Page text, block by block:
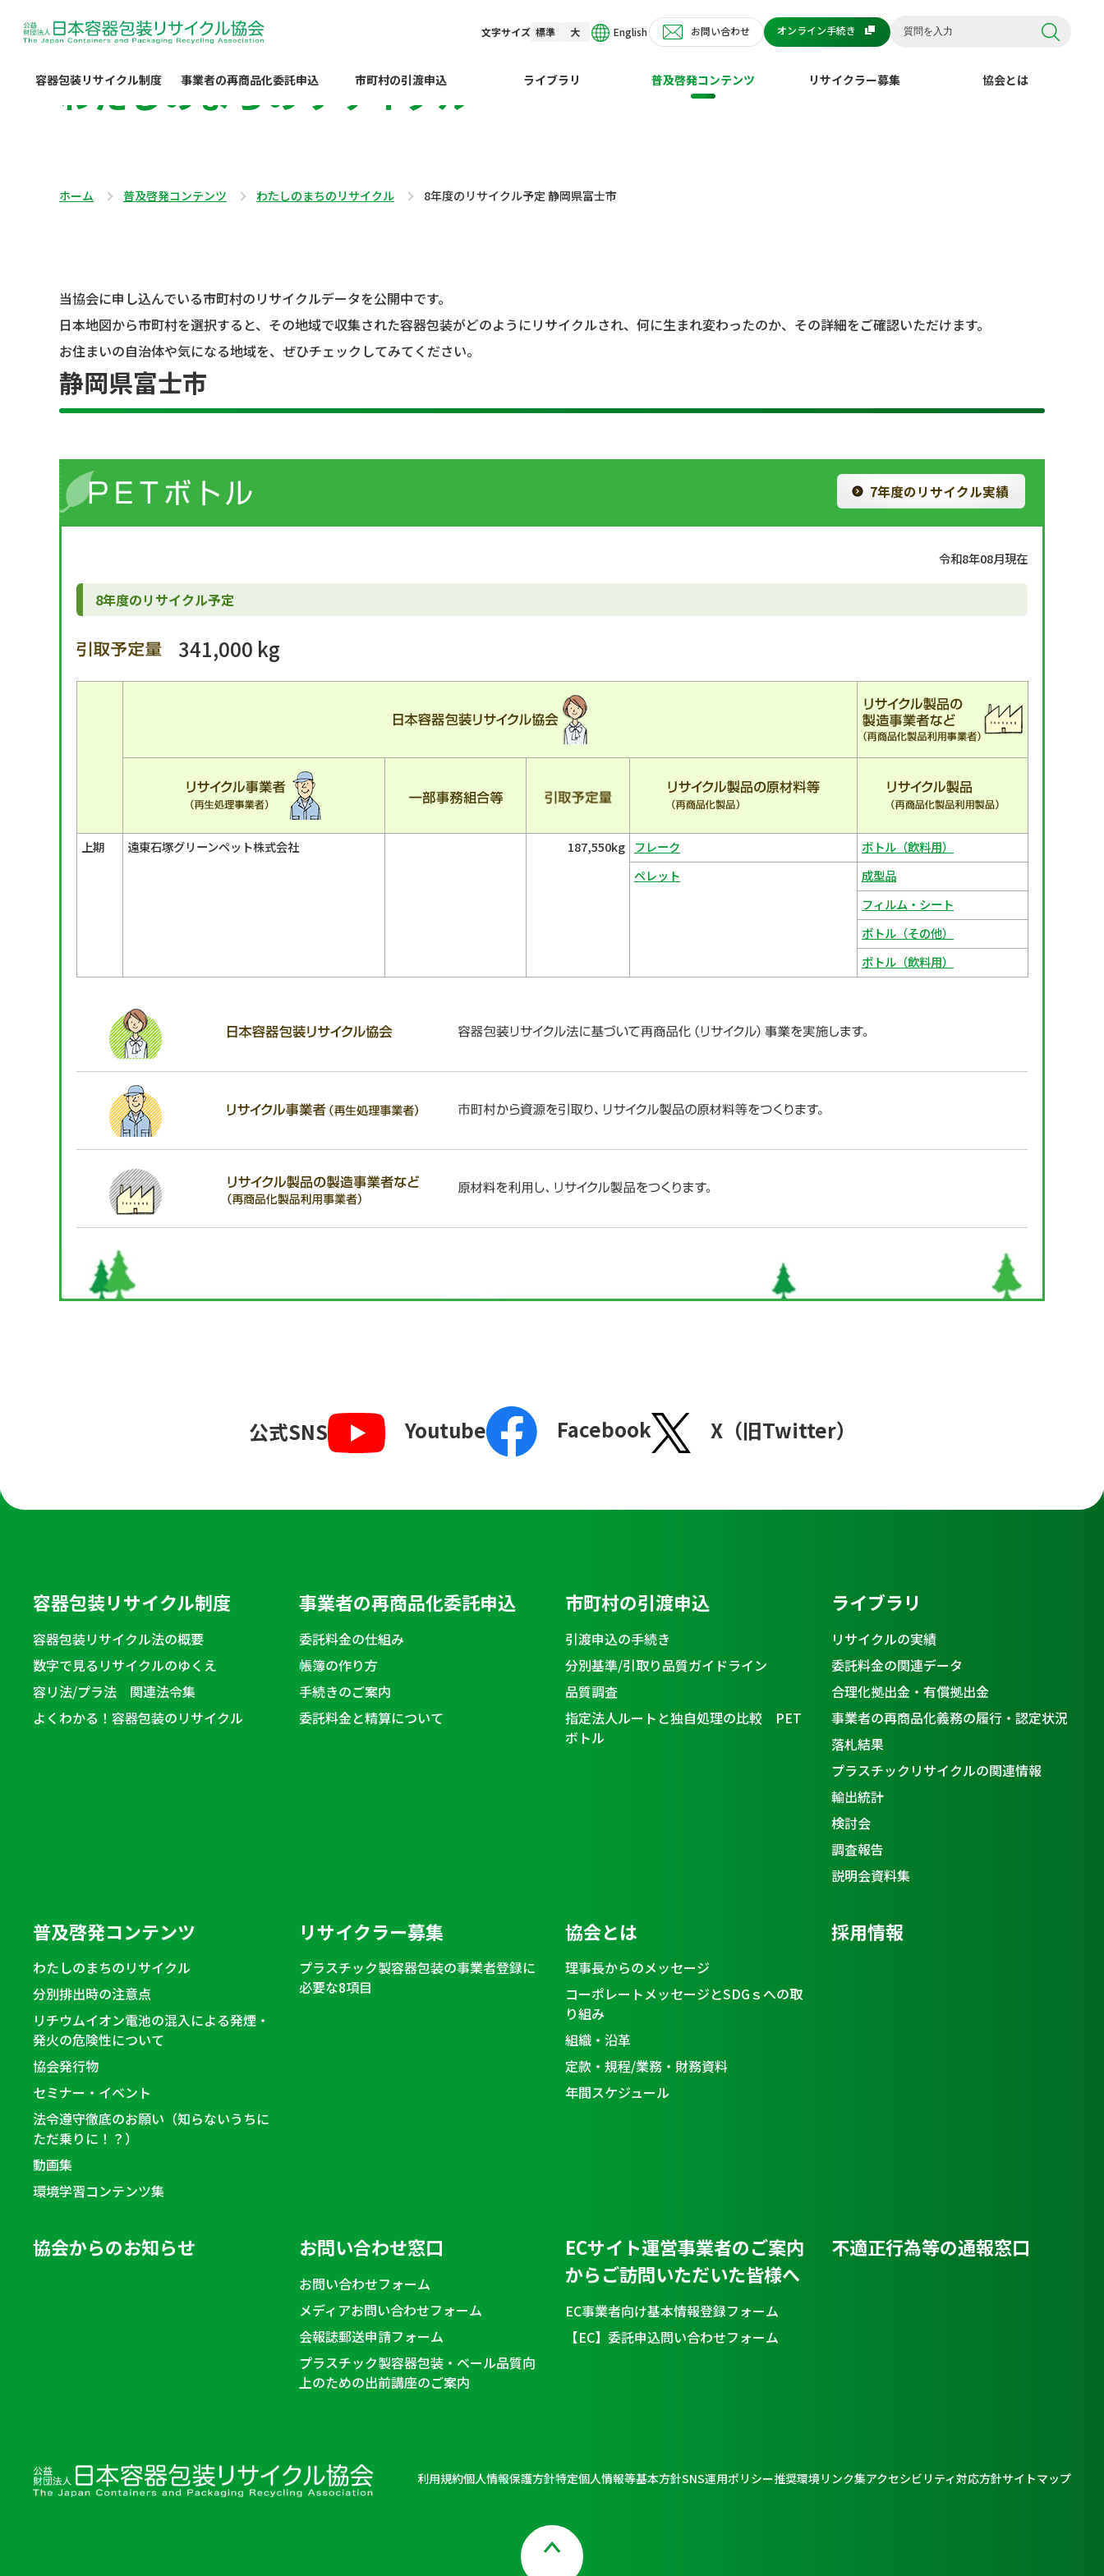
文字サイズ 標準 大 English お問い合わせ オンライン手続き
容器包装リサイクル制度 事業者の再商品化委託申込 市町村の引渡申込 ライブラリ 普及啓発コンテンツ リサイクラー募集 協会とは
わたしのまちのリサイクル
ホーム 普及啓発コンテンツ わたしのまちのリサイクル 8年度のリサイクル予定 静岡県富士市
当協会に申し込んでいる市町村のリサイクルデータを公開中です。
日本地図から市町村を選択すると、その地域で収集された容器包装がどのようにリサイクルされ、何に生まれ変わったのか、その詳細をご確認いただけます。
お住まいの自治体や気になる地域を、ぜひチェックしてみてください。
静岡県富士市
7年度のリサイクル実績
令和8年08月現在
8年度のリサイクル予定
341,000 kg
上期 遠東石塚グリーンペット株式会社 187,550kg フレーク
ボトル（飲料用）
ペレット
成型品
フィルム・シート
ボトル（その他）
ボトル（飲料用）
公式SNS Youtube Facebook X（旧Twitter）
容器包装リサイクル制度
容器包装リサイクル法の概要
数字で見るリサイクルのゆくえ
容リ法/プラ法 関連法令集
よくわかる！容器包装のリサイクル
事業者の再商品化委託申込
委託料金の仕組み
帳簿の作り方
手続きのご案内
委託料金と精算について
市町村の引渡申込
引渡申込の手続き
分別基準/引取り品質ガイドライン
品質調査
指定法人ルートと独自処理の比較 PET
ボトル
ライブラリ
リサイクルの実績
委託料金の関連データ
合理化拠出金・有償拠出金
事業者の再商品化義務の履行・認定状況
落札結果
プラスチックリサイクルの関連情報
輸出統計
検討会
調査報告
説明会資料集
普及啓発コンテンツ
わたしのまちのリサイクル
分別排出時の注意点
リチウムイオン電池の混入による発煙・
発火の危険性について
協会発行物
セミナー・イベント
法令遵守徹底のお願い（知らないうちに
ただ乗りに！？）
動画集
環境学習コンテンツ集
リサイクラー募集
プラスチック製容器包装の事業者登録に
必要な8項目
協会とは
理事長からのメッセージ
コーポレートメッセージとSDGｓへの取
り組み
組織・沿革
定款・規程/業務・財務資料
年間スケジュール
採用情報
協会からのお知らせ お問い合わせ窓口
お問い合わせフォーム
メディアお問い合わせフォーム
会報誌郵送申請フォーム
プラスチック製容器包装・ベール品質向
上のための出前講座のご案内
ECサイト運営事業者のご案内
からご訪問いただいた皆様へ
EC事業者向け基本情報登録フォーム
【EC】委託申込問い合わせフォーム
不適正行為等の通報窓口
利用規約個人情報保護方針特定個人情報等基本方針SNS運用ポリシー推奨環境リンク集アクセシビリティ対応方針サイトマップ